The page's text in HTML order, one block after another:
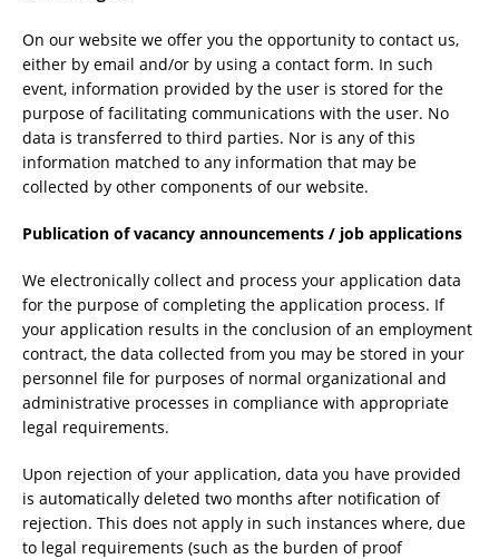
On our website we offer you the opportunity to contact us,
either by email and/or by using a contact form. In such
event, information provided by the user is stored for the
purpose of facilitating communications with the user. No
data is transferred to third parties. Nor is any of this
information matched to any information that may be
collected by other components of our website.
Publication of vacancy announcements / job applications
We electronically collect and process your application data
for the purpose of completing the application process. If
your application results in the conclusion of an employment
contract, the data collected from you may be stored in your
personnel file for purposes of normal organizational and
administrative processes in compliance with appropriate
legal requirements.
Upon rejection of your application, data you have provided
is automatically deleted two months after notification of
rejection. This does not apply in such instances where, due
to legal requirements (such as the burden of proof